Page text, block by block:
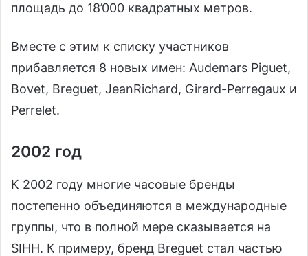
площадь до 18’000 квадратных метров.
Вместе с этим к списку участников
прибавляется 8 новых имен: Audemars Piguet,
Bovet, Breguet, JeanRichard, Girard-Perregaux и
Perrelet.
2002 год
К 2002 году многие часовые бренды
постепенно объединяются в международные
группы, что в полной мере сказывается на
SIHH. К примеру, бренд Breguet стал частью